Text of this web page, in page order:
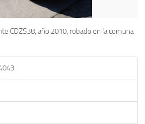
CDZS38, año 2010, robado en la comuna